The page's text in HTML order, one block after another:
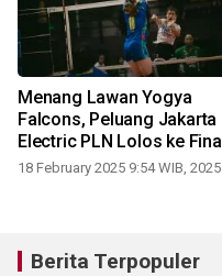
Menang Lawan Yogya
Falcons, Peluang Jakarta
Electric PLN Lolos ke Final
Four PLN Mobile Proliga
18 February 2025 9:54 WIB, 2025
Berita Terpopuler